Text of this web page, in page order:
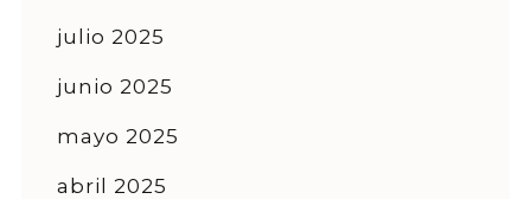
julio 2025
junio 2025
mayo 2025
abril 2025